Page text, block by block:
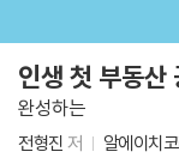
인생 첫 부동산
완성하는
전형진 저 알에이치